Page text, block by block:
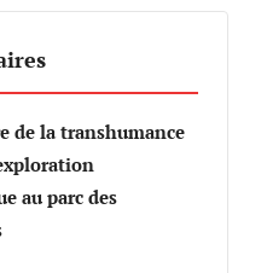
de la transhumance
au parc des